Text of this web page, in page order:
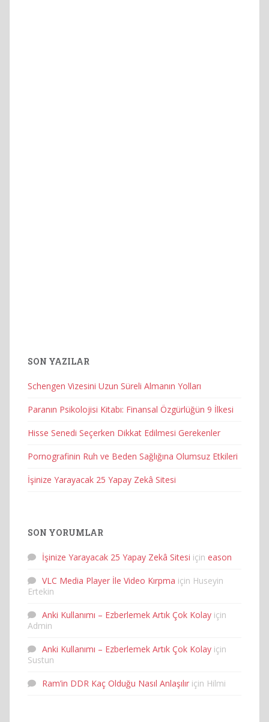
SON YAZILAR
Schengen Vizesini Uzun Süreli Almanın Yolları
Paranın Psikolojisi Kitabı: Finansal Özgürlüğün 9 İlkesi
Hisse Senedi Seçerken Dikkat Edilmesi Gerekenler
Pornografinin Ruh ve Beden Sağlığına Olumsuz Etkileri
İşinize Yarayacak 25 Yapay Zekâ Sitesi
SON YORUMLAR
İşinize Yarayacak 25 Yapay Zekâ Sitesi için eason
VLC Media Player İle Video Kırpma için Huseyin
Ertekin
Anki Kullanımı – Ezberlemek Artık Çok Kolay için
Admin
Anki Kullanımı – Ezberlemek Artık Çok Kolay için
Sustun
Ram’in DDR Kaç Olduğu Nasıl Anlaşılır için Hilmi